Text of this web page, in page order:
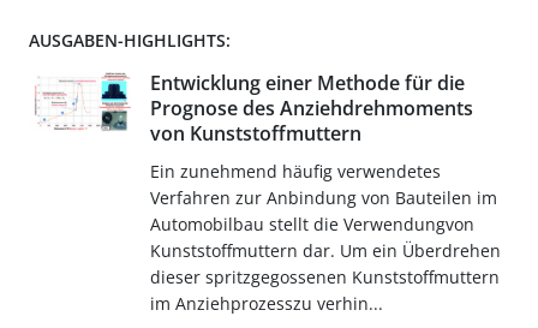
AUSGABEN-HIGHLIGHTS:
Entwicklung einer Methode für die
Prognose des Anziehdrehmoments
von Kunststoffmuttern
Ein zunehmend häufig verwendetes
Verfahren zur Anbindung von Bauteilen im
Automobilbau stellt die Verwendungvon
Kunststoffmuttern dar. Um ein Überdrehen
dieser spritzgegossenen Kunststoffmuttern
im Anziehprozesszu verhin...